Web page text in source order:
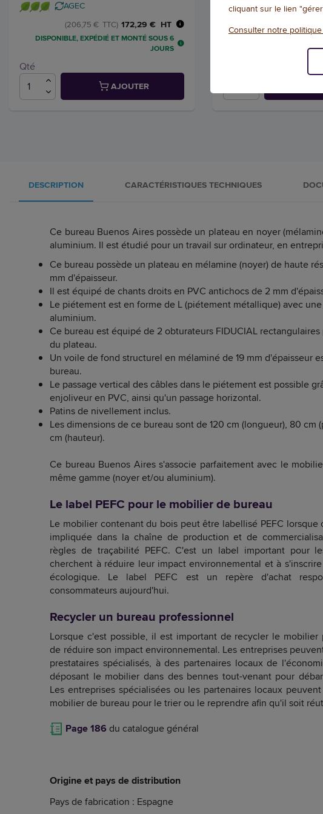
AGEC
172,29 € HT
(206,75 € TTC)
DISPONIBLE, EXPÉDIÉ ET MONTÉ SOUS 6
JOURS
Qté
AJOUTER
AGEC
DISPONIBLE, EXPÉDIÉ
DESCRIPTION CARACTÉRISTIQUES TECHNIQUES
Ce bureau Buenos Aires possède un plateau en noyer
aluminium. Il est étudié pour un travail sur ordinateur, en
Ce bureau possède un plateau en mélamine (noyer) de haute
mm d'épaisseur.
Il est équipé de chants droits en PVC antichocs de 2 mm
Le piétement est en forme de L (piétement métallique) avec
aluminium.
Ce bureau est équipé de 2 obturateurs FIDUCIAL
du plateau.
Un voile de fond structurel en mélaminé de 19 mm d'épaisseur
bureau.
Le passage vertical des câbles dans le piétement est possible
enjoliveur en PVC, ainsi qu'un passage horizontal.
Patins de nivellement inclus.
Les dimensions de ce bureau sont de 120 cm (longueur), 80 cm
cm (hauteur).
Ce bureau Buenos Aires s'associe parfaitement avec le
même gamme (noyer et/ou aluminium).
Le label PEFC pour le mobilier de bureau
Le mobilier contenant du bois peut être labellisé PEFC lorsque
impliquée dans la chaîne de production et de
règles de traçabilité PEFC. C'est un label important pour
cherchent à réduire leur impact environnemental et à
écologique. Le label PEFC est un repère d'achat
consommateurs aujourd'hui.
Recycler un bureau professionnel
Lorsque c'est possible, il est important de recycler le mobilier
de réduire son impact environnemental. Les entreprises
prestataires spécialisés, à des partenaires locaux de
déposant le mobilier dans des bennes tout-venant pour
Les entreprises spécialisées ou les partenaires locaux
mobilier de bureau pour le trier ou le reprendre afin qu'il soit
Page 186 du catalogue général
Origine et pays de distribution
Pays de fabrication : Espagne
cliquant sur le lien
Consulter notre